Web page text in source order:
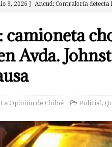
9, 2026 ] Ancud: Contraloría detecta
7, 2026 ] Ancud: capilla de El
ANCUD
19, 2026 ]
18, 2026 ] Calbuco: Armada detiene
abierta en Castro
18, 2026 ] Ancud: Fiscalía aclara
camioneta
Avda.
La Opinión de Chiloé Policial,